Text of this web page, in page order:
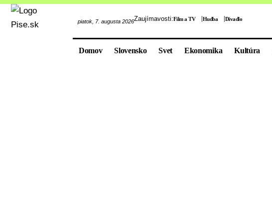
piatok, 7. augusta 2026Zaujímavosti:Film a TV Hudba Divadlo
Domov Slovensko Svet Ekonomika Kultúra